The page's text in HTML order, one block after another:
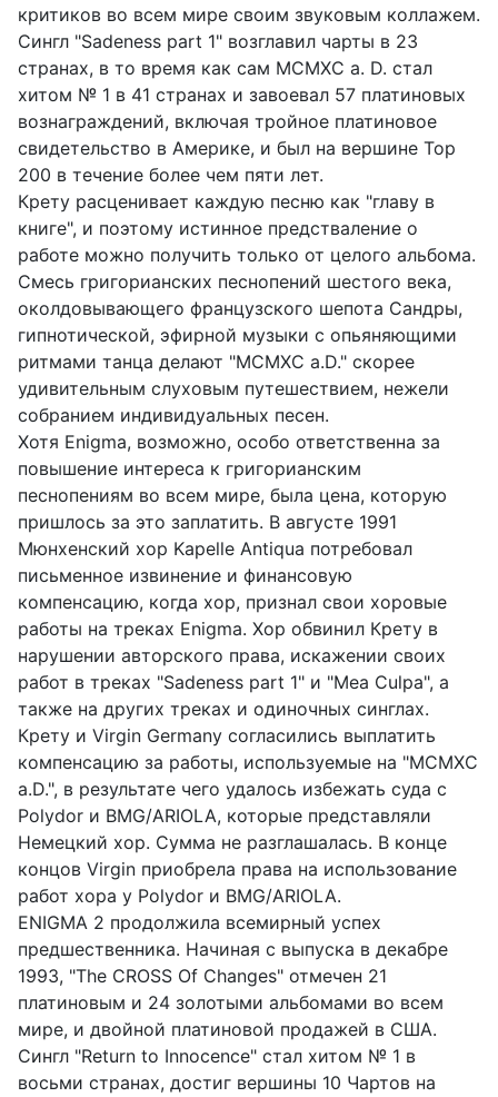
критиков во всем мире своим звуковым коллажем.
Cингл "Sadeness part 1" возглавил чарты в 23
странах, в то время как сам MCMXC a. D. стал
хитом № 1 в 41 странах и завоевал 57 платиновых
вознаграждений, включая тройное платиновое
свидетельство в Америке, и был на вершине Top
200 в течение более чем пяти лет.
Крету расценивает каждую песню как "главу в
книге", и поэтому истинное предстваление о
работе можно получить только от целого альбома.
Смесь григорианских песнопений шестого века,
околдовывающего французского шепота Сандры,
гипнотической, эфирной музыки с опьяняющими
ритмами танца делают "MCMXC a.D." скорее
удивительным слуховым путешествием, нежели
собранием индивидуальных песен.
Хотя Enigma, возможно, особо ответственна за
повышение интереса к григорианским
песнопениям во всем мире, была цена, которую
пришлось за это заплатить. В августе 1991
Мюнхенский хор Kapelle Antiqua потребовал
письменное извинение и финансовую
компенсацию, когда хор, признал свои хоровые
работы на треках Enigma. Хор обвинил Крету в
нарушении авторского права, искажении своих
работ в треках "Sadeness part 1" и "Mea Culpa", а
также на других треках и одиночных синглах.
Крету и Virgin Germany согласились выплатить
компенсацию за работы, используемые на "MCMXC
a.D.", в результате чего удалось избежать суда с
Polydor и BMG/ARIOLA, которые представляли
Немецкий хор. Сумма не разглашалась. В конце
концов Virgin приобрела права на использование
работ хора у Polydor и BMG/ARIOLA.
ENIGMA 2 продолжила всемирный успех
предшественника. Начиная с выпуска в декабре
1993, "The CROSS Of Changes" отмечен 21
платиновым и 24 золотыми альбомами во всем
мире, и двойной платиновой продажей в США.
Сингл "Return to Innocence" стал хитом № 1 в
восьми странах, достиг вершины 10 Чартов на